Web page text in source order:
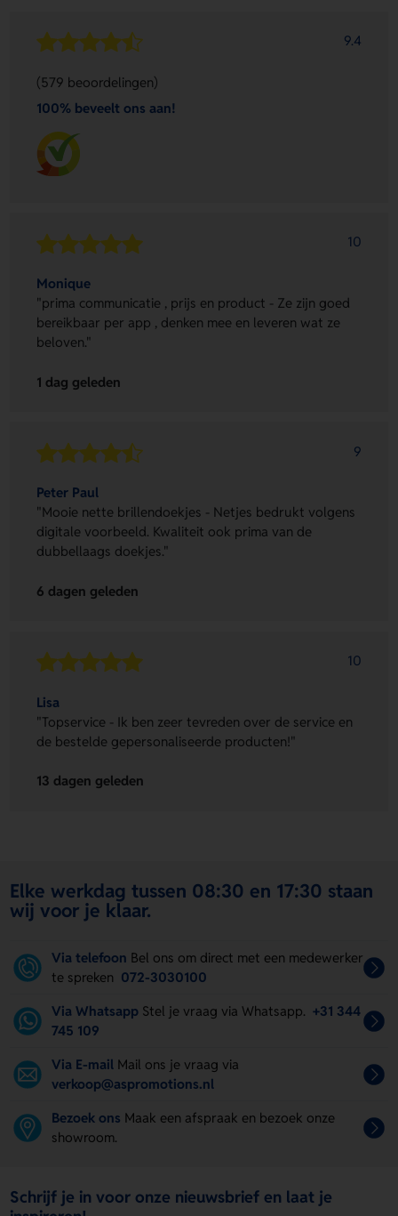
9.4
(579 beoordelingen)
100% beveelt ons aan!
10
Monique
"prima communicatie , prijs en product - Ze zijn goed
bereikbaar per app , denken mee en leveren wat ze
beloven."
1 dag geleden
9
Peter Paul
"Mooie nette brillendoekjes - Netjes bedrukt volgens
digitale voorbeeld. Kwaliteit ook prima van de
dubbellaags doekjes."
6 dagen geleden
10
Lisa
"Topservice - Ik ben zeer tevreden over de service en
de bestelde gepersonaliseerde producten!"
13 dagen geleden
Elke werkdag tussen 08:30 en 17:30 staan
wij voor je klaar.
Via telefoon Bel ons om direct met een medewerker
te spreken 072-3030100
Via Whatsapp Stel je vraag via Whatsapp. +31 344
745 109
Via E-mail Mail ons je vraag via
verkoop@aspromotions.nl
Bezoek ons Maak een afspraak en bezoek onze
showroom.
Schrijf je in voor onze nieuwsbrief en laat je